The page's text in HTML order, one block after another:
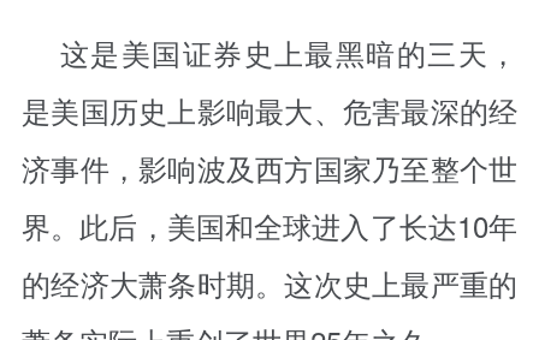
这是美国证券史上最黑暗的三天，
是美国历史上影响最大、危害最深的经
济事件，影响波及西方国家乃至整个世
界。此后，美国和全球进入了长达10年
的经济大萧条时期。这次史上最严重的